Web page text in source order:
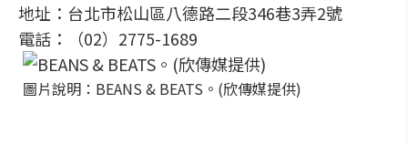
地址：台北市松山區八德路二段346巷3弄2號
電話：（02）2775-1689
圖片說明：BEANS & BEATS。(欣傳媒提供)